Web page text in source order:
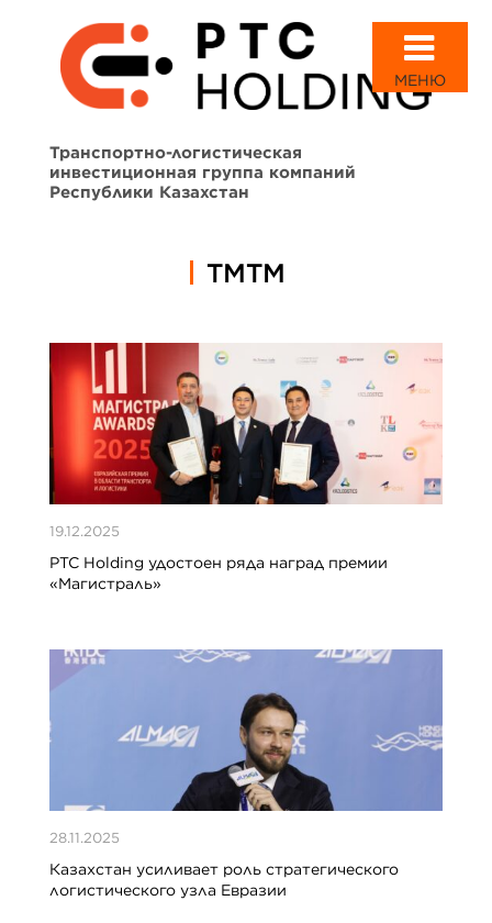
МЕНЮ
Транспортно-логистическая
инвестиционная группа компаний
Республики Казахстан
ТМТМ
19.12.2025
PTC Holding удостоен ряда наград премии
«Магистраль»
28.11.2025
Казахстан усиливает роль стратегического
логистического узла Евразии